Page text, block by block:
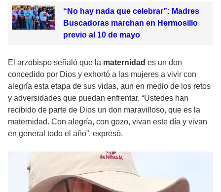
“No hay nada que celebrar”: Madres
Buscadoras marchan en Hermosillo
previo al 10 de mayo
El arzobispo señaló que la maternidad es un don
concedido por Dios y exhortó a las mujeres a vivir con
alegría esta etapa de sus vidas, aun en medio de los retos
y adversidades que puedan enfrentar. “Ustedes han
recibido de parte de Dios un don maravilloso, que es la
maternidad. Con alegría, con gozo, vivan este día y vivan
en general todo el año”, expresó.